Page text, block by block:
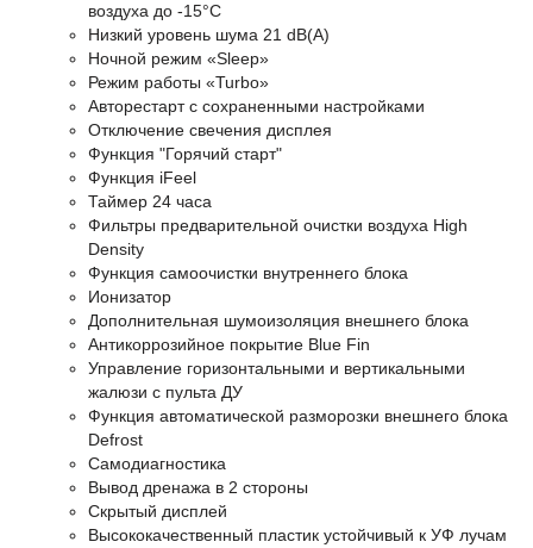
воздуха до -15°С
Низкий уровень шума 21 dB(A)
Ночной режим «Sleep»
Режим работы «Turbo»
Авторестарт с сохраненными настройками
Отключение свечения дисплея
Функция "Горячий старт"
Функция iFeel
Таймер 24 часа
Фильтры предварительной очистки воздуха High
Density
Функция самоочистки внутреннего блока
Ионизатор
Дополнительная шумоизоляция внешнего блока
Антикоррозийное покрытие Blue Fin
Управление горизонтальными и вертикальными
жалюзи с пульта ДУ
Функция автоматической разморозки внешнего блока
Defrost
Самодиагностика
Вывод дренажа в 2 стороны
Скрытый дисплей
Высококачественный пластик устойчивый к УФ лучам